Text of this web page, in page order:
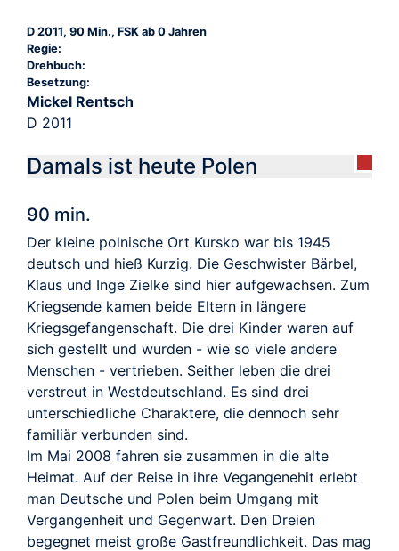
D 2011, 90 Min., FSK ab 0 Jahren
Regie:
Drehbuch:
Besetzung:
Mickel Rentsch
D 2011
Damals ist heute Polen
90 min.
Der kleine polnische Ort Kursko war bis 1945
deutsch und hieß Kurzig. Die Geschwister Bärbel,
Klaus und Inge Zielke sind hier aufgewachsen. Zum
Kriegsende kamen beide Eltern in längere
Kriegsgefangenschaft. Die drei Kinder waren auf
sich gestellt und wurden - wie so viele andere
Menschen - vertrieben. Seither leben die drei
verstreut in Westdeutschland. Es sind drei
unterschiedliche Charaktere, die dennoch sehr
familiär verbunden sind.
Im Mai 2008 fahren sie zusammen in die alte
Heimat. Auf der Reise in ihre Vegangenehit erlebt
man Deutsche und Polen beim Umgang mit
Vergangenheit und Gegenwart. Den Dreien
begegnet meist große Gastfreundlichkeit. Das mag